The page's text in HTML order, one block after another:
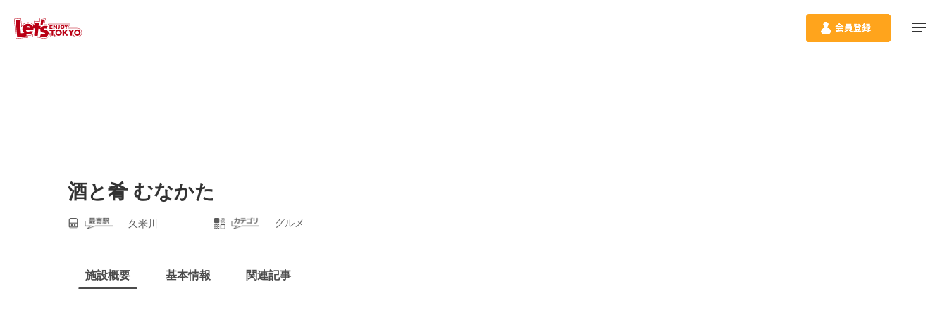
酒と肴 むなかた
久米川 グルメ
施設概要 基本情報 関連記事